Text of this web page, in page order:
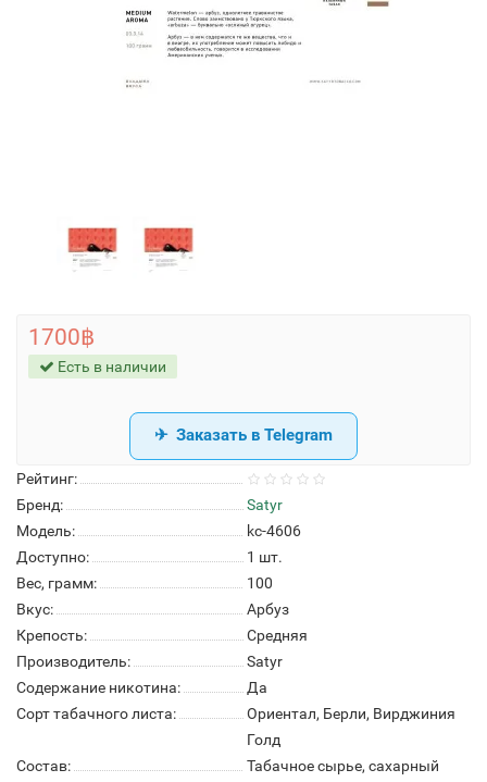
Рейтинг:
Бренд:
Satyr
Модель:
kc-4606
Доступно:
1 шт.
Вес, грамм:
100
Вкус:
Арбуз
Крепость:
Средняя
Производитель:
Satyr
Содержание никотина:
Да
Сорт табачного листа:
Ориентал, Берли, Вирджиния
Голд
Состав:
Табачное сырье, сахарный
1700฿
Есть в наличии
Заказать в Telegram